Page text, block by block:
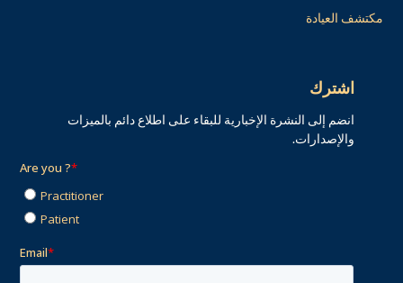
مكتشف العيادة
اشترك
انضم إلى النشرة الإخبارية للبقاء على اطلاع دائم بالميزات
والإصدارات.